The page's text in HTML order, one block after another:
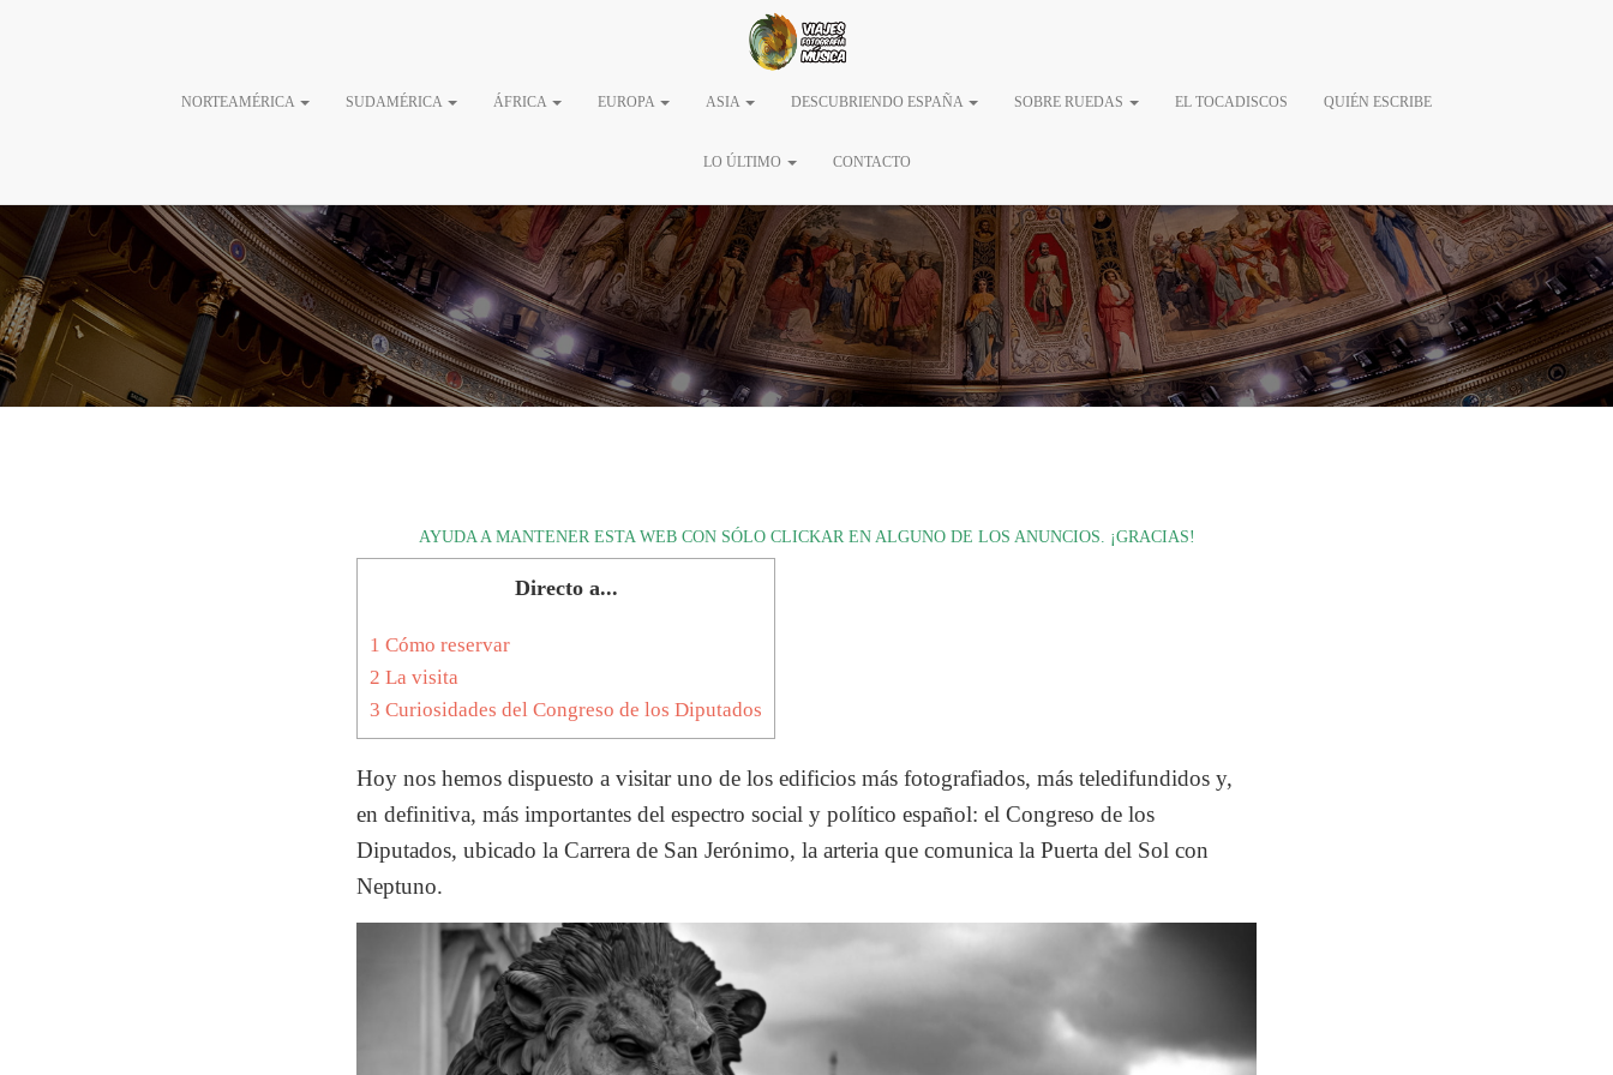
NORTEAMÉRICA SUDAMÉRICA ÁFRICA EUROPA ASIA DESCUBRIENDO ESPAÑA SOBRE RUEDAS EL TOCADISCOS QUIÉN ESCRIBE
LO ÚLTIMO CONTACTO
Una visita guiada al Congreso de los Diputados
AYUDA A MANTENER ESTA WEB CON SÓLO CLICKAR EN ALGUNO DE LOS ANUNCIOS. ¡GRACIAS!
Directo a...
1 Cómo reservar
2 La visita
3 Curiosidades del Congreso de los Diputados
Hoy nos hemos dispuesto a visitar uno de los edificios más fotografiados, más teledifundidos y,
en definitiva, más importantes del espectro social y político español: el Congreso de los
Diputados, ubicado la Carrera de San Jerónimo, la arteria que comunica la Puerta del Sol con
Neptuno.